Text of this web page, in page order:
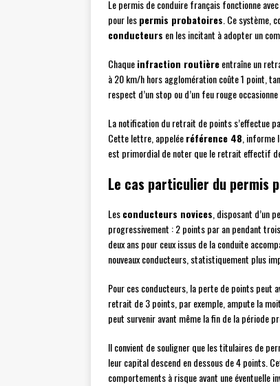
Le permis de conduire français fonctionne
pour lespermis probatoires . Ce
conducteurs en les incitant à adopter un
Chaqueinfraction routièreentraîne un
à 20 km/h hors agglomération coûte 1 point,
respect d’un stop ou d’un feu rouge
La notification du retrait de points s’effectue
Cette lettre, appeléeréférence 48 ,
est primordial de noter que le retrait effectif
Le cas particulier du permis
Lesconducteurs novices , disposant d’un
progressivement : 2 points par an pendant
deux ans pour ceux issus de la conduite
nouveaux conducteurs, statistiquement plus
Pour ces conducteurs, la perte de points peut
retrait de 3 points, par exemple, ampute la
peut survenir avant même la fin de la période
Il convient de souligner que les titulaires de
leur capital descend en dessous de 4 points.
comportements à risque avant une éventuelle